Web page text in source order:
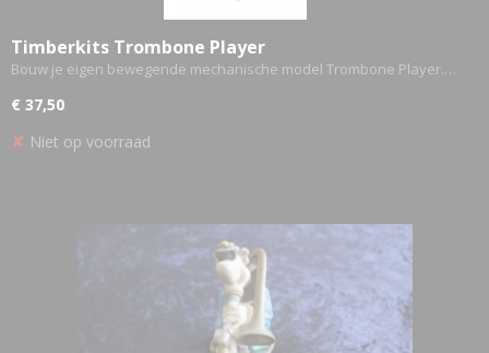
Timberkits Trombone Player
Bouw je eigen bewegende mechanische model Trombone Player.…
€ 37,50
✘ Niet op voorraad